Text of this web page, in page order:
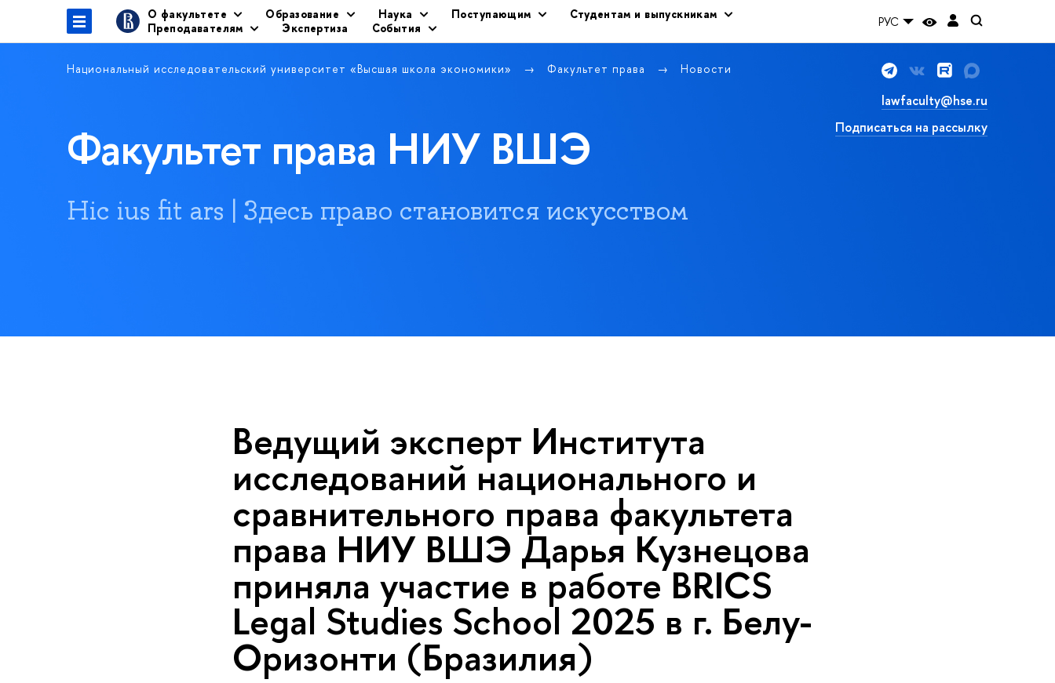
О факультете Образование Наука Поступающим
Студентам и выпускникам
Преподавателям
Экспертиза События РУС
Национальный исследовательский университет «Высшая школа экономики» Факультет права Новости
Факультет права НИУ ВШЭ
Hic ius fit ars | Здесь право становится искусством
lawfaculty@hse.ru
Подписаться на рассылку
Ведущий эксперт Института
исследований национального и
сравнительного права факультета
права НИУ ВШЭ Дарья Кузнецова
приняла участие в работе BRICS
Legal Studies School 2025 в г. Белу-
Оризонти (Бразилия)